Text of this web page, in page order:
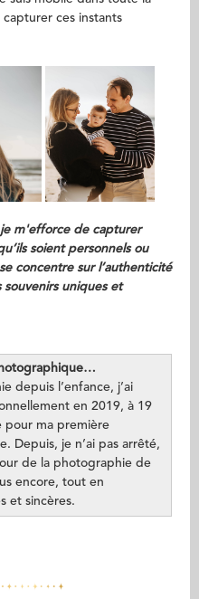
ces instants
m'efforce de capturer
soient personnels ou
concentre sur l’authenticité
uniques et
depuis l’enfance, j’ai
en 2019, à 19
pour ma première
Depuis, je n’ai pas arrêté,
de la photographie de
encore, tout en
et sincères.